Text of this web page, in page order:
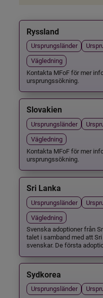
Ryssland
Ursprungsländer
Vägledning
Kontakta MFoF för mer
ursprungssökning.
Slovakien
Ursprungsländer
Vägledning
Kontakta MFoF för mer
ursprungssökning.
Sri Lanka
Ursprungsländer
Vägledning
Svenska adoptioner från
talet i samband med att
svenskar. De första
Sydkorea
Ursprungsländer